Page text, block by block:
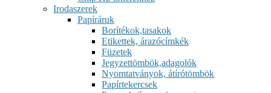
Irodaszerek
Papíráruk
Borítékok,tasakok
Etikettek, árazócímkék
Füzetek
Jegyzettömbök,adagolók
Nyomtatványok, átírótömbök
Papírtekercsek